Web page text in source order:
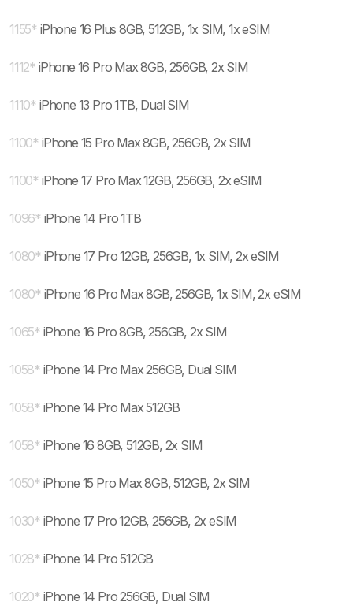
1155* iPhone 16 Plus 8GB, 512GB, 1x SIM, 1x eSIM
1112* iPhone 16 Pro Max 8GB, 256GB, 2x SIM
1110* iPhone 13 Pro 1TB, Dual SIM
1100* iPhone 15 Pro Max 8GB, 256GB, 2x SIM
1100* iPhone 17 Pro Max 12GB, 256GB, 2x eSIM
1096* iPhone 14 Pro 1TB
1080* iPhone 17 Pro 12GB, 256GB, 1x SIM, 2x eSIM
1080* iPhone 16 Pro Max 8GB, 256GB, 1x SIM, 2x eSIM
1065* iPhone 16 Pro 8GB, 256GB, 2x SIM
1058* iPhone 14 Pro Max 256GB, Dual SIM
1058* iPhone 14 Pro Max 512GB
1058* iPhone 16 8GB, 512GB, 2x SIM
1050* iPhone 15 Pro Max 8GB, 512GB, 2x SIM
1030* iPhone 17 Pro 12GB, 256GB, 2x eSIM
1028* iPhone 14 Pro 512GB
1020* iPhone 14 Pro 256GB, Dual SIM